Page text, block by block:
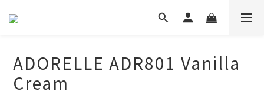
ADORELLE ADR801 Vanilla
Cream